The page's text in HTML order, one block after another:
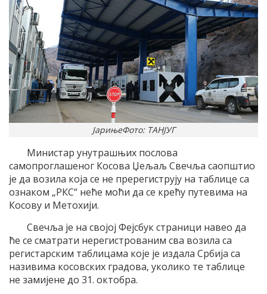
ЈарињеФото: ТАНЈУГ
Министар унутрашњих послова
самопроглашеног Косова Џељаљ Свечља саопштио
је да возила која се не пререгиструју на таблице са
ознаком „РКС“ неће моћи да се крећу путевима на
Косову и Метохији.
Свечља је на својој Фејсбук страници навео да
ће се сматрати нерегистрованим сва возила са
регистарским таблицама које је издала Србија са
називима косовских градова, уколико те таблице
не замијене до 31. октобра.